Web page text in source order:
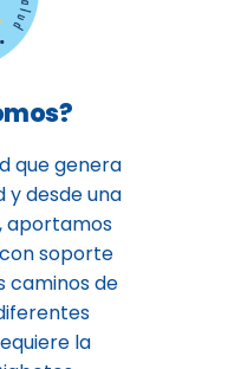
que genera
y desde una
aportamos
soporte
caminos de
la